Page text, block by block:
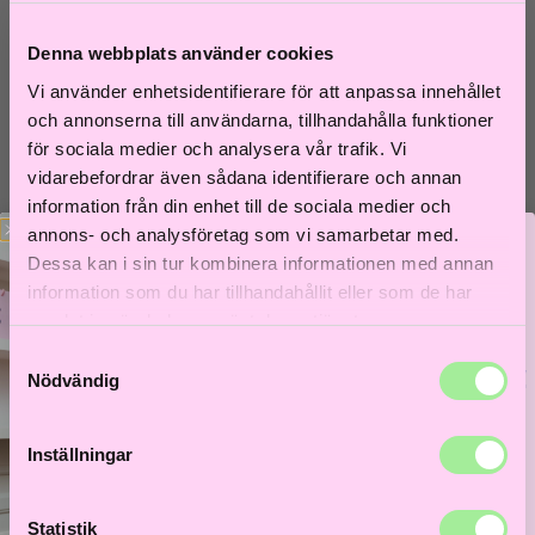
Denna webbplats använder cookies
Vi använder enhetsidentifierare för att anpassa innehållet
och annonserna till användarna, tillhandahålla funktioner
för sociala medier och analysera vår trafik. Vi
vidarebefordrar även sådana identifierare och annan
information från din enhet till de sociala medier och
annons- och analysföretag som vi samarbetar med.
Dessa kan i sin tur kombinera informationen med annan
information som du har tillhandahållit eller som de har
samlat in när du har använt deras tjänster.
Samtyckesval
Nödvändig
Inställningar
Statistik
Rénovateur Shampoo 250ML
Bättre hår börjar här!
Lås upp välkomstrabatt